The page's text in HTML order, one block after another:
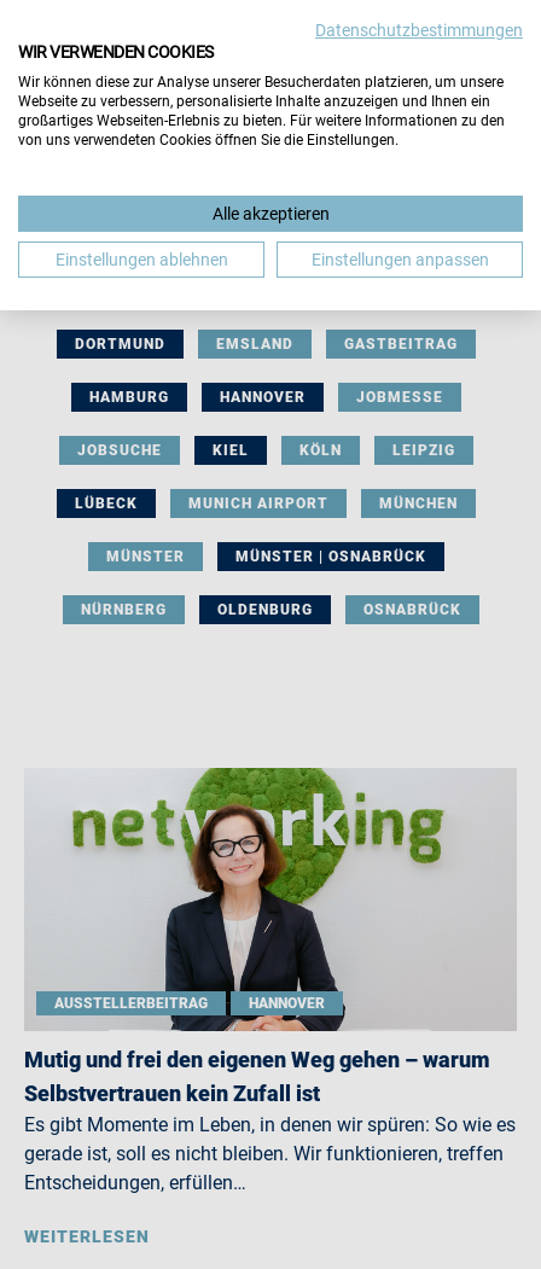
BERUFLICHE ORIENTIERUNG BEWERBUNG
DORTMUND EMSLAND GASTBEITRAG
HAMBURG HANNOVER JOBMESSE
JOBSUCHE KIEL KÖLN LEIPZIG
LÜBECK MUNICH AIRPORT MÜNCHEN
MÜNSTER MÜNSTER | OSNABRÜCK
NÜRNBERG OLDENBURG OSNABRÜCK
AUSSTELLERBEITRAG HANNOVER
Mutig und frei den eigenen Weg gehen – warum
Selbstvertrauen kein Zufall ist
Es gibt Momente im Leben, in denen wir spüren: So wie es
gerade ist, soll es nicht bleiben. Wir funktionieren, treffen
Entscheidungen, erfüllen…
WEITERLESEN
Datenschutzbestimmungen
WIR VERWENDEN COOKIES
Wir können diese zur Analyse unserer Besucherdaten platzieren, um unsere
Webseite zu verbessern, personalisierte Inhalte anzuzeigen und Ihnen ein
großartiges Webseiten-Erlebnis zu bieten. Für weitere Informationen zu den
von uns verwendeten Cookies öffnen Sie die Einstellungen.
Alle akzeptieren
Einstellungen ablehnen Einstellungen anpassen